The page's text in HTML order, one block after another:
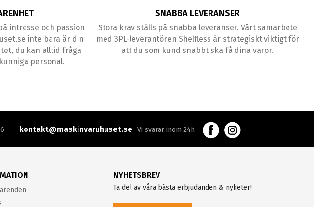
intresse och passion
inte bara är din
du kan alltid fråga
personal.
SNABBA LEVERANSER
Stora krav ställs på snabba leveranser. Vårt samarbete
med 3PL-leverantören Shelfless är strategiskt viktigt för
att du som kund snabbt ska få dina varor.
kontakt@maskinvaruhuset.se Vi svarar inom 24h
NYHETSBREV
Ta del av våra bästa erbjudanden & nyheter!